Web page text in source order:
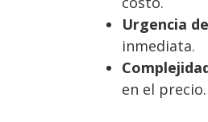
Urgencia
inmediata.
en el precio.